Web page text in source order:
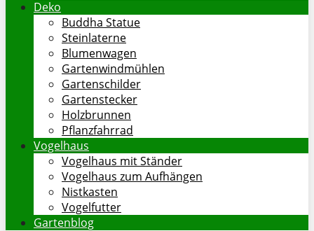
Deko
Buddha Statue
Steinlaterne
Blumenwagen
Gartenwindmühlen
Gartenschilder
Gartenstecker
Holzbrunnen
Pflanzfahrrad
Vogelhaus
Vogelhaus mit Ständer
Vogelhaus zum Aufhängen
Nistkasten
Vogelfutter
Gartenblog